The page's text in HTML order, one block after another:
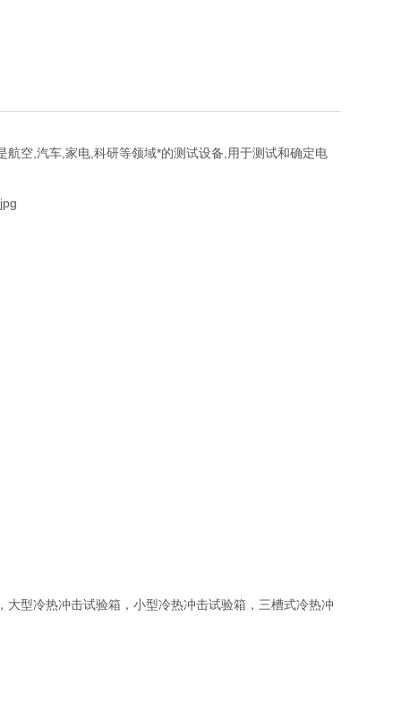
航空,汽车,家电,科研等领域*的测试设备,用于测试和确定电
型冷热冲击试验箱，小型冷热冲击试验箱，三槽式冷热冲